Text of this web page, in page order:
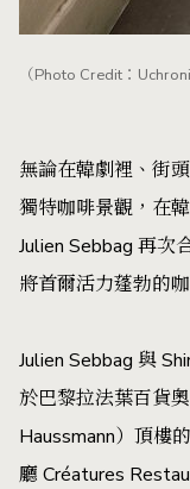
（Photo Credit：
無論在韓劇裡、街
獨特咖啡景觀，在
Julien Sebbag 再次
將首爾活力蓬勃的
Julien Sebbag 與
於巴黎拉法葉百貨
Haussmann）頂樓
廳 Créatures